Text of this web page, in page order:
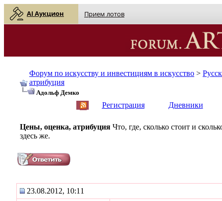
AI Аукцион Прием лотов
Форум по искусству и инвестициям в искусство >
атрибуция
Адольф Демко
Регистрация Дневники
Цены, оценка, атрибуция Что, где, сколько стоит и
здесь же.
23.08.2012, 10:11